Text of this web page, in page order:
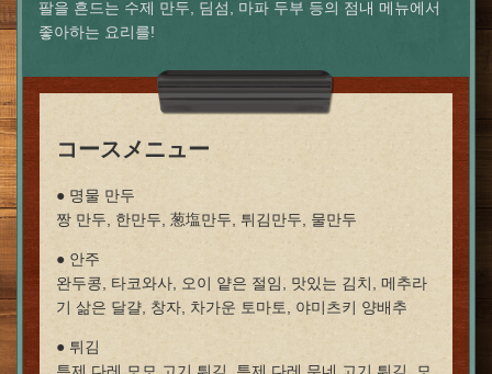
팔을 흔드는 수제 만두, 딤섬, 마파 두부 등의 점내 메뉴에서
좋아하는 요리를!
コースメニュー
● 명물 만두
짱 만두, 한만두, 葱塩만두, 튀김만두, 물만두
● 안주
완두콩, 타코와사, 오이 얕은 절임, 맛있는 김치, 메추라
기 삶은 달걀, 창자, 차가운 토마토, 야미츠키 양배추
● 튀김
특제 다레 모모 고기 튀김, 특제 다레 무네 고기 튀김, 모